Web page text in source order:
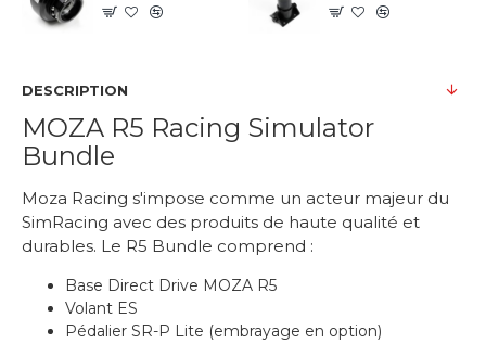
DESCRIPTION
MOZA R5 Racing Simulator
Bundle
Moza Racing s'impose comme un acteur majeur du
SimRacing avec des produits de haute qualité et
durables. Le R5 Bundle comprend :
Base Direct Drive MOZA R5
Volant ES
Pédalier SR-P Lite (embrayage en option)